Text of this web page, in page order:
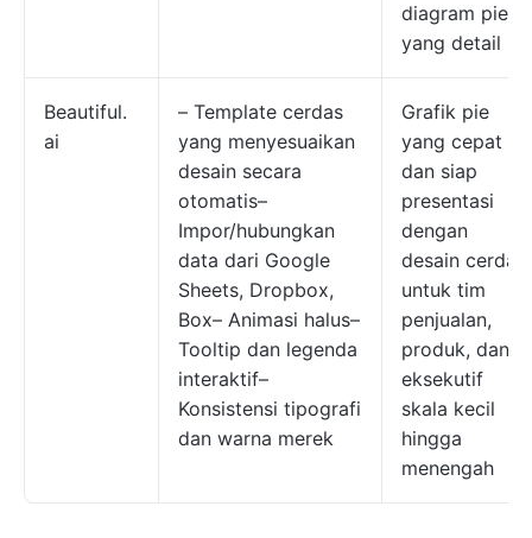
diagram pie
yang detail
Beautiful.
ai
– Template cerdas
yang menyesuaikan
desain secara
otomatis–
Impor/hubungkan
data dari Google
Sheets, Dropbox,
Box– Animasi halus–
Tooltip dan legenda
interaktif–
Konsistensi tipografi
dan warna merek
Grafik pie
yang cepat
dan siap
presentasi
dengan
desain cerdas
untuk tim
penjualan,
produk, dan
eksekutif
skala kecil
hingga
menengah